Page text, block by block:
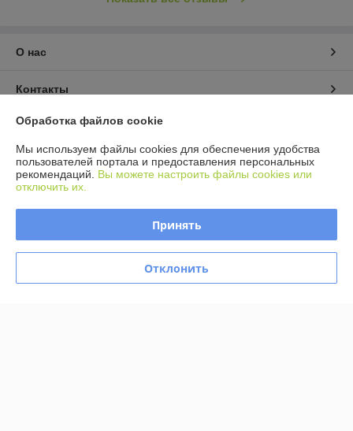
О нас
Контакты
Доставка и оплата
График работы
Политика обработки cookies
Сайт создан на платформе Deal.by
Обработка файлов cookie
Мы используем файлы cookies для обеспечения удобства
пользователей портала и предоставления персональных
рекомендаций. Вы можете настроить файлы cookies или
отключить их.
Принять
Отклонить